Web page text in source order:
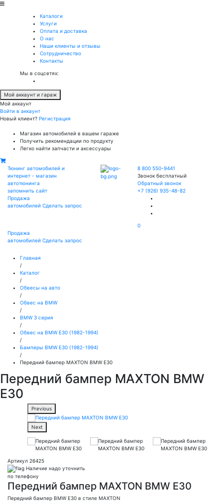
Каталоги
Услуги
Оплата и доставка
О нас
Наши клиенты и отзывы
Сотрудничество
Контакты
Мы в соцсетях:
Мой аккаунт и гараж
Мой аккаунт
Войти в аккаунт
Новый клиент? Регистрация
Магазин автомобилей в вашем гараже
Получить рекомендации по продукту
Легко найти запчасти и аксессуары
Тюнинг автомобилей и
интернет - магазин
автотюнинга
запомнить сайт
Продажа
автомобилей Сделать запрос
8 800 550-9441
Звонок бесплатный
Обратный звонок
+7 (926) 935-48-82
0
Продажа
автомобилей Сделать запрос
Главная
/
Каталог
/
Обвесы на авто
/
Обвес на BMW
/
BMW 3 серия
/
Обвес на BMW E30 (1982-1994)
/
Бамперы BMW E30 (1982-1994)
/
Передний бампер MAXTON BMW E30
Передний бампер MAXTON BMW
E30
Previous
Next
Артикул 26425
Наличие надо уточнить
по телефону
Передний бампер MAXTON BMW E30
Передний бампер BMW E30 в стиле MAXTON